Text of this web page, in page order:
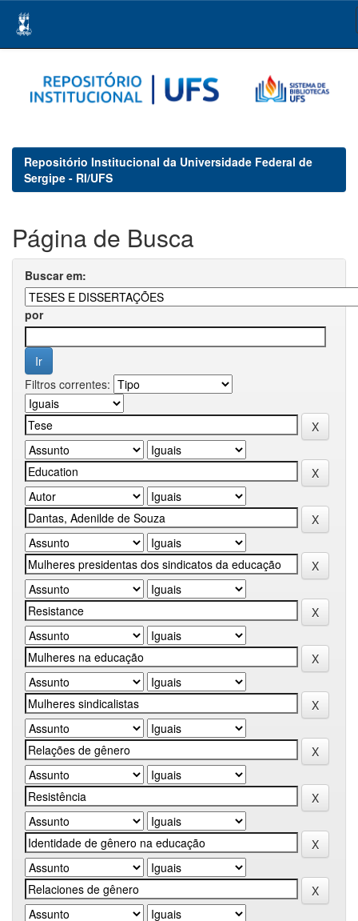
navigation
Repositório Institucional da Universidade Federal de
Sergipe - RI/UFS
Página de Busca
Buscar em:
por
Filtros correntes: